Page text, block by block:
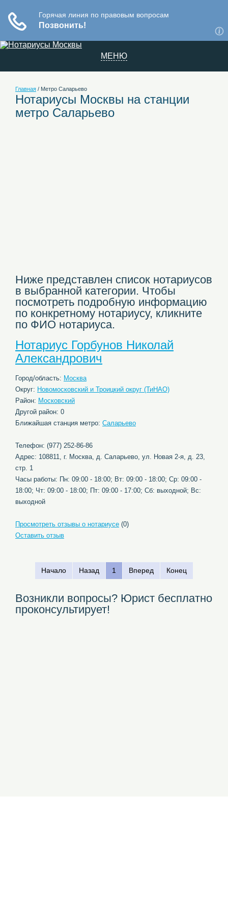
МЕНЮ
Главная / Метро Саларьево
Нотариусы Москвы на станции
метро Саларьево
Ниже представлен список нотариусов
в выбранной категории. Чтобы
посмотреть подробную информацию
по конкретному нотариусу, кликните
по ФИО нотариуса.
Нотариус Горбунов Николай
Александрович
Город/область: Москва
Округ: Новомосковский и Троицкий округ (ТиНАО)
Район: Московский
Другой район: 0
Ближайшая станция метро: Саларьево
Телефон: (977) 252-86-86
Адрес: 108811, г. Москва, д. Саларьево, ул. Новая 2-я, д. 23,
стр. 1
Часы работы: Пн: 09:00 - 18:00; Вт: 09:00 - 18:00; Ср: 09:00 -
18:00; Чт: 09:00 - 18:00; Пт: 09:00 - 17:00; Сб: выходной; Вс:
выходной
Просмотреть отзывы о нотариусе (0)
Оставить отзыв
Начало Назад 1 Вперед Конец
Возникли вопросы? Юрист бесплатно
проконсультирует!